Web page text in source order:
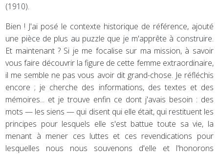
(1910).
Bien ! J'ai posé le contexte historique de référence, ajouté
une pièce de plus au puzzle que je m'apprête à construire.
Et maintenant ? Si je me focalise sur ma mission, à savoir
vous faire découvrir la figure de cette femme extraordinaire,
il me semble ne pas vous avoir dit grand-chose. Je réfléchis
encore ; je cherche des informations, des textes et des
mémoires... et je trouve enfin ce dont j'avais besoin : des
mots — les siens — qui disent qui elle était, qui restituent les
principes pour lesquels elle s'est battue toute sa vie, la
menant à mener ces luttes et ces revendications pour
lesquelles nous nous souvenons d'elle et l'honorons